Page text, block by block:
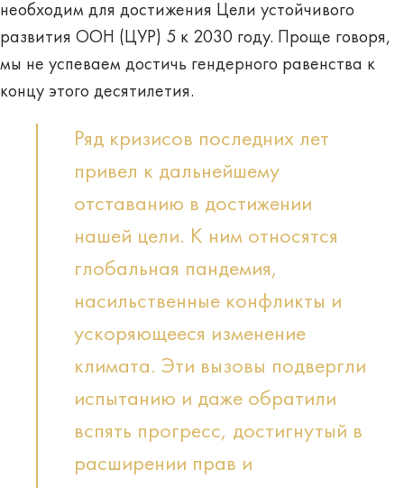
необходим для достижения Цели устойчивого
развития ООН (ЦУР) 5 к 2030 году. Проще говоря,
мы не успеваем достичь гендерного равенства к
концу этого десятилетия.
Ряд кризисов последних лет
привел к дальнейшему
отставанию в достижении
нашей цели. К ним относятся
глобальная пандемия,
насильственные конфликты и
ускоряющееся изменение
климата. Эти вызовы подвергли
испытанию и даже обратили
вспять прогресс, достигнутый в
расширении прав и